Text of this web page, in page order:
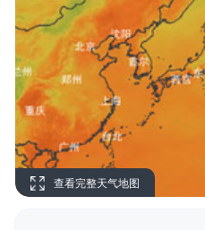
查看完整天气地图